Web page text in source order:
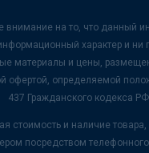
на то, что данный
характер и ни
материалы и цены,
офертой, определяемой
437 Гражданского кодекса
стоимость и наличие
посредством